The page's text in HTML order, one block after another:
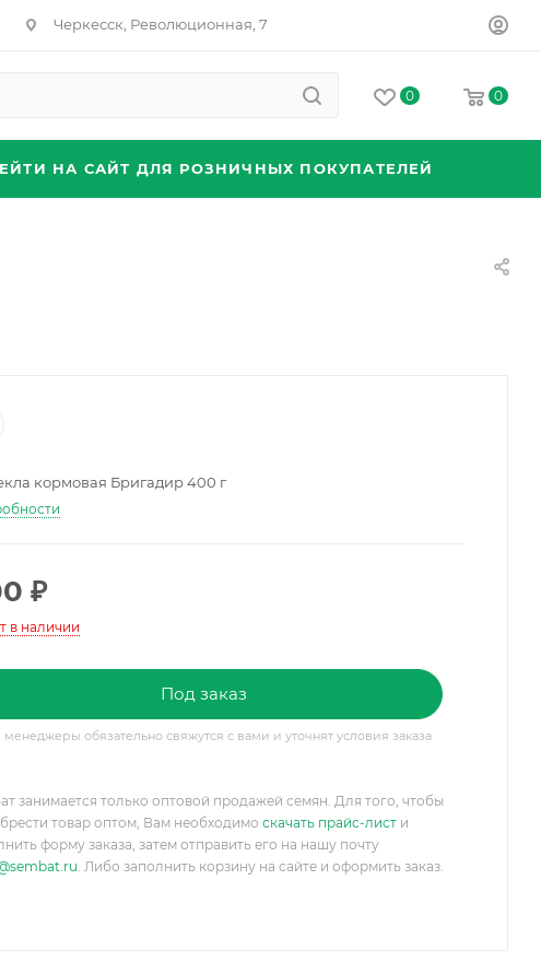
Черкесск, Революционная, 7
0 0
НА САЙТ ДЛЯ РОЗНИЧНЫХ ПОКУПАТЕЛЕЙ
кормовая Бригадир 400 г
₽
в наличии
Под заказ
обязательно свяжутся с вами и уточнят условия заказа
занимается только оптовой продажей семян. Для того, чтобы
товар оптом, Вам необходимо скачать прайс-лист и
форму заказа, затем отправить его на нашу почту
. Либо заполнить корзину на сайте и оформить заказ.